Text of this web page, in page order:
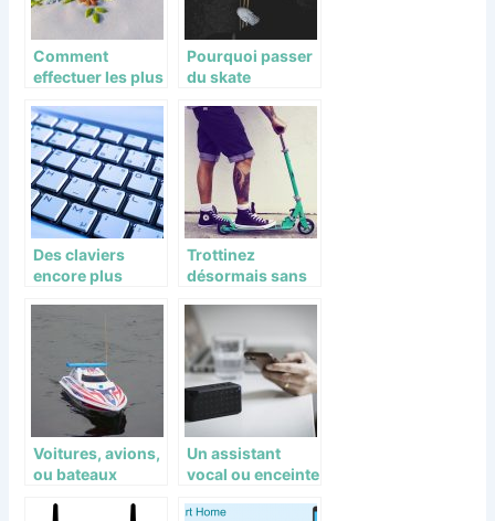
Comment
effectuer les plus
à la maison?
Pourquoi passer
du skate
skate électrique?
Des claviers
encore plus
pour les gamers
Trottinez
désormais sans
trottinette
électrique!
Voitures, avions,
ou bateaux
Un assistant
vocal ou enceinte